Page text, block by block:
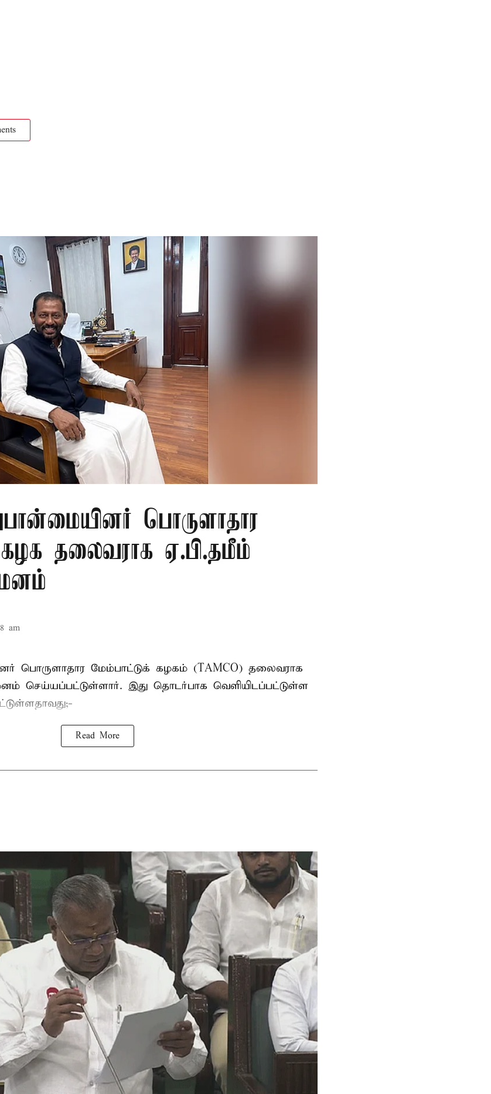
பொருளாதார
தலைவராக ஏ.பி.தமீம்
am
பொருளாதார மேம்பாட்டுக் கழகம் (TAMCO) தலைவராக
செய்யப்பட்டுள்ளார். இது தொடர்பாக வெளியிடப்பட்டுள்ள
Read More